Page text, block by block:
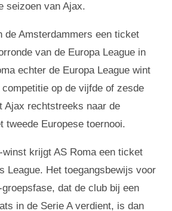
seizoen van Ajax.
de Amsterdammers een ticket
van de Europa League in
echter de Europa League wint
op de vijfde of zesde
Ajax rechtstreeks naar de
tweede Europese toernooi.
winst krijgt AS Roma een ticket
League. Het toegangsbewijs voor
dat de club bij een
in de Serie A verdient, is dan